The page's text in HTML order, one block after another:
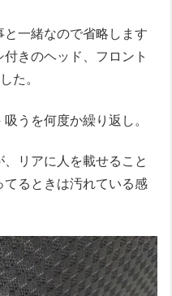
一緒なので省略します
きのヘッド、フロント
た。
うを何度か繰り返し。
リアに人を載せること
るときは汚れている感